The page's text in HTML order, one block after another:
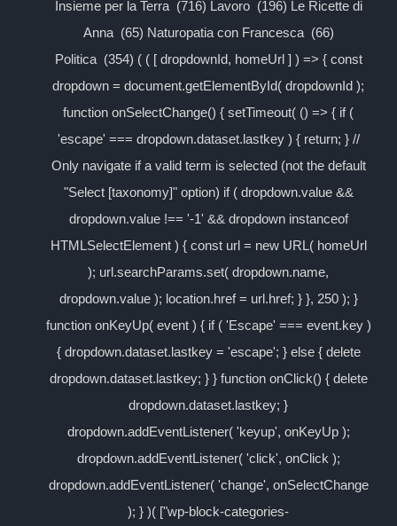
Insieme per la Terra (716) Lavoro (196) Le Ricette di
Anna (65) Naturopatia con Francesca (66)
Politica (354) ( ( [ dropdownId, homeUrl ] ) => { const
dropdown = document.getElementById( dropdownId );
function onSelectChange() { setTimeout( () => { if (
'escape' === dropdown.dataset.lastkey ) { return; } //
Only navigate if a valid term is selected (not the default
"Select [taxonomy]" option) if ( dropdown.value &&
dropdown.value !== '-1' && dropdown instanceof
HTMLSelectElement ) { const url = new URL( homeUrl
); url.searchParams.set( dropdown.name,
dropdown.value ); location.href = url.href; } }, 250 ); }
function onKeyUp( event ) { if ( 'Escape' === event.key )
{ dropdown.dataset.lastkey = 'escape'; } else { delete
dropdown.dataset.lastkey; } } function onClick() { delete
dropdown.dataset.lastkey; }
dropdown.addEventListener( 'keyup', onKeyUp );
dropdown.addEventListener( 'click', onClick );
dropdown.addEventListener( 'change', onSelectChange
); } )( ["wp-block-categories-